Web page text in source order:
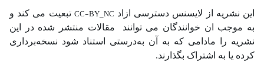
این نشریه از لایسنس دسترسی ازاد CC-BY_NC تبعیت می کند و
به موجب ان خوانندگان می توانند مقالات منتشر شده در این
نشریه را مادامی که به آن‌ به‌درستی استناد شود نسخه‌برداری
کرده یا به اشتراک بگذارند.